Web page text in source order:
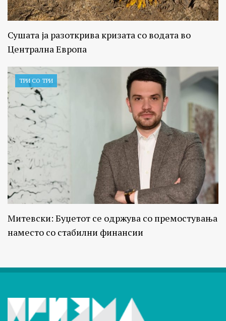
Сушата ја разоткрива кризата со водата во
Централна Европа
ТРИ СО ТРИ
Митевски: Буџетот се одржува со премостувања
наместо со стабилни финансии